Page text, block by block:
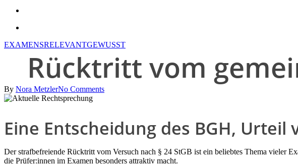
EXAMENSRELEVANTGEWUSST
Rücktritt vom
By Nora MetzlerNo Comments
Eine Entscheidung des BGH, Urteil
Der strafbefreiende Rücktritt vom Versuch nach § 24 StGB ist ein beliebtes Thema vieler
die Prüfer:innen im Examen besonders attraktiv macht.